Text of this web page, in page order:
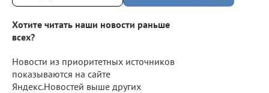
Хотите читать наши новости раньше
всех?
Новости из приоритетных источников
показываются на сайте
Яндекс.Новостей выше других